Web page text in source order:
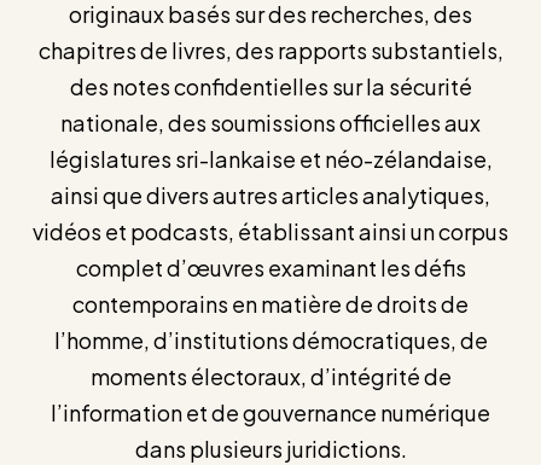
originaux basés sur des recherches, des
chapitres de livres, des rapports substantiels,
des notes confidentielles sur la sécurité
nationale, des soumissions officielles aux
législatures sri-lankaise et néo-zélandaise,
ainsi que divers autres articles analytiques,
vidéos et podcasts, établissant ainsi un corpus
complet d’œuvres examinant les défis
contemporains en matière de droits de
l’homme, d’institutions démocratiques, de
moments électoraux, d’intégrité de
l’information et de gouvernance numérique
dans plusieurs juridictions.